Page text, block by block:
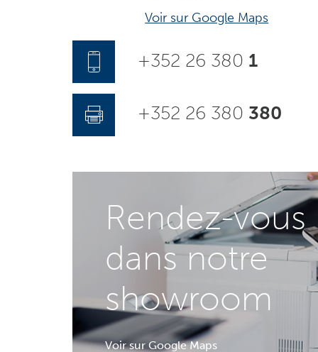
Voir sur Google Maps
+352 26 380 1
+352 26 380 380
Rendez-vous
dans notre
showroom
Voir sur Google Maps